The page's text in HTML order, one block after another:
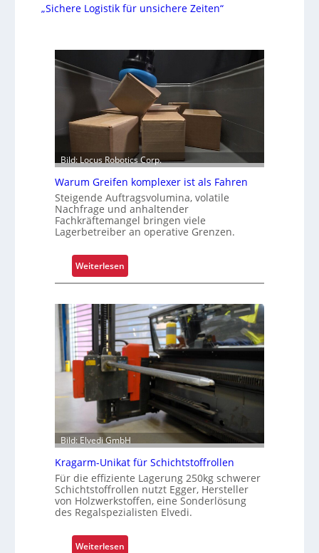
„Sichere Logistik für unsichere Zeiten“
Bild: Locus Robotics Corp.
Warum Greifen komplexer ist als Fahren
Steigende Auftragsvolumina, volatile
Nachfrage und anhaltender
Fachkräftemangel bringen viele
Lagerbetreiber an operative Grenzen.
Weiterlesen
W
r
u
m
G
r
i
f
n
k
o
m
p
l
e
Bild: Elvedi GmbH
Kragarm-Unikat für Schichtstoffrollen
Für die effiziente Lagerung 250kg schwerer
Schichtstoffrollen nutzt Egger, Hersteller
von Holzwerkstoffen, eine Sonderlösung
des Regalspezialisten Elvedi.
Weiterlesen